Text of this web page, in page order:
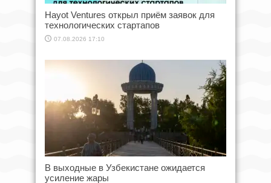
Hayot Ventures открыл приём заявок для
технологических стартапов
07.08.2026 17:10
В выходные в Узбекистане ожидается
усиление жары